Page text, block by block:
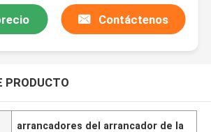
Contáctenos
PRODUCTO
arrancadores del arrancador de la